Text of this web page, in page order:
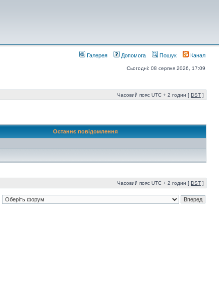
Галерея Допомога Пошук Канал
Сьогодні: 08 серпня 2026, 17:09
Часовий пояс UTC + 2 годин [ DST ]
Останнє повідомлення
Часовий пояс UTC + 2 годин [ DST ]